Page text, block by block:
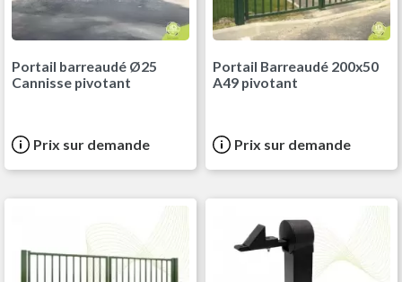
Portail barreaudé Ø25
Cannisse pivotant
Prix sur demande
Portail Barreaudé 200x50
A49 pivotant
Prix sur demande